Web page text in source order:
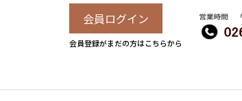
会員ログイン
会員登録がまだの方はこちらから